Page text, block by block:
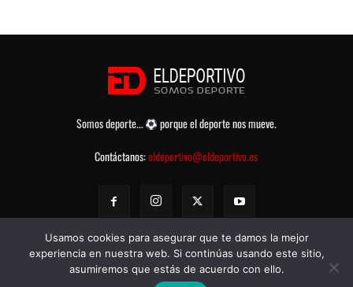
Somos deporte...
porque el deporte nos mueve.
Contáctanos:eldeportivo@eldeportivo.es
© eldeportivo.es 2008 - 2025 Todos los Derechos Reservados -
Usamos cookies para asegurar que te damos la mejor
experiencia en nuestra web. Si continúas usando este sitio,
asumiremos que estás de acuerdo con ello.